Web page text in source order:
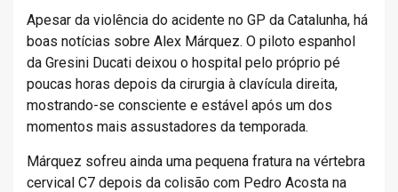
Apesar da violência do acidente no GP da Catalunha, há
boas notícias sobre Alex Márquez. O piloto espanhol
da Gresini Ducati deixou o hospital pelo próprio pé
poucas horas depois da cirurgia à clavícula direita,
mostrando-se consciente e estável após um dos
momentos mais assustadores da temporada.
Márquez sofreu ainda uma pequena fratura na vértebra
cervical C7 depois da colisão com Pedro Acosta na